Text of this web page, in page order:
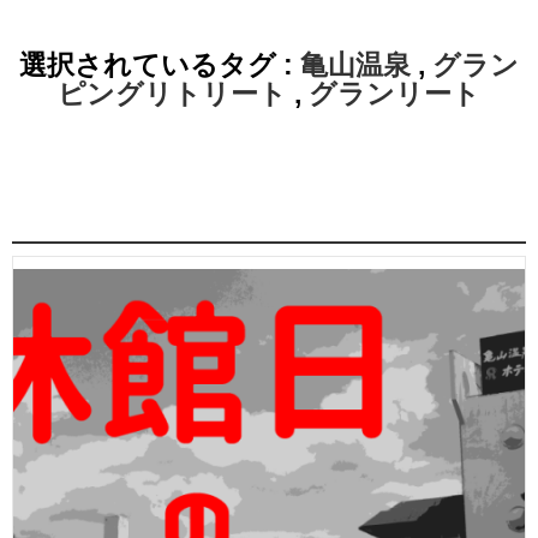
選択されているタグ : 亀山温泉 , グラン
ピングリトリート , グランリート